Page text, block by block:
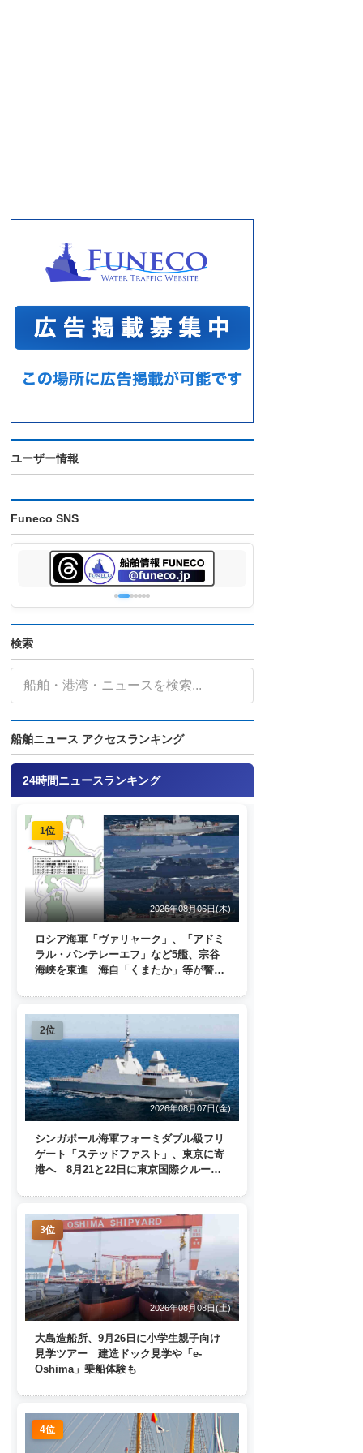
ユーザー情報
Funeco SNS
検索
船舶ニュース アクセスランキング
24時間ニュースランキング
1位
2026年08月06日(木)
ロシア海軍「ヴァリャーク」、「アドミ
ラル・パンテレーエフ」など5艦、宗谷
海峡を東進 海自「くまたか」等が警戒
2位
2026年08月07日(金)
シンガポール海軍フォーミダブル級フリ
ゲート「ステッドファスト」、東京に寄
港へ 8月21と22日に東京国際クルーズ
3位
2026年08月08日(土)
大島造船所、9月26日に小学生親子向け
見学ツアー 建造ドック見学や「e-
Oshima」乗船体験も
4位